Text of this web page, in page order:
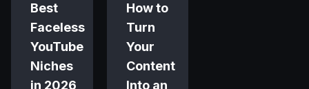
Best
Faceless
YouTube
Niches
in 2026
How to
Turn
Your
Content
Into an